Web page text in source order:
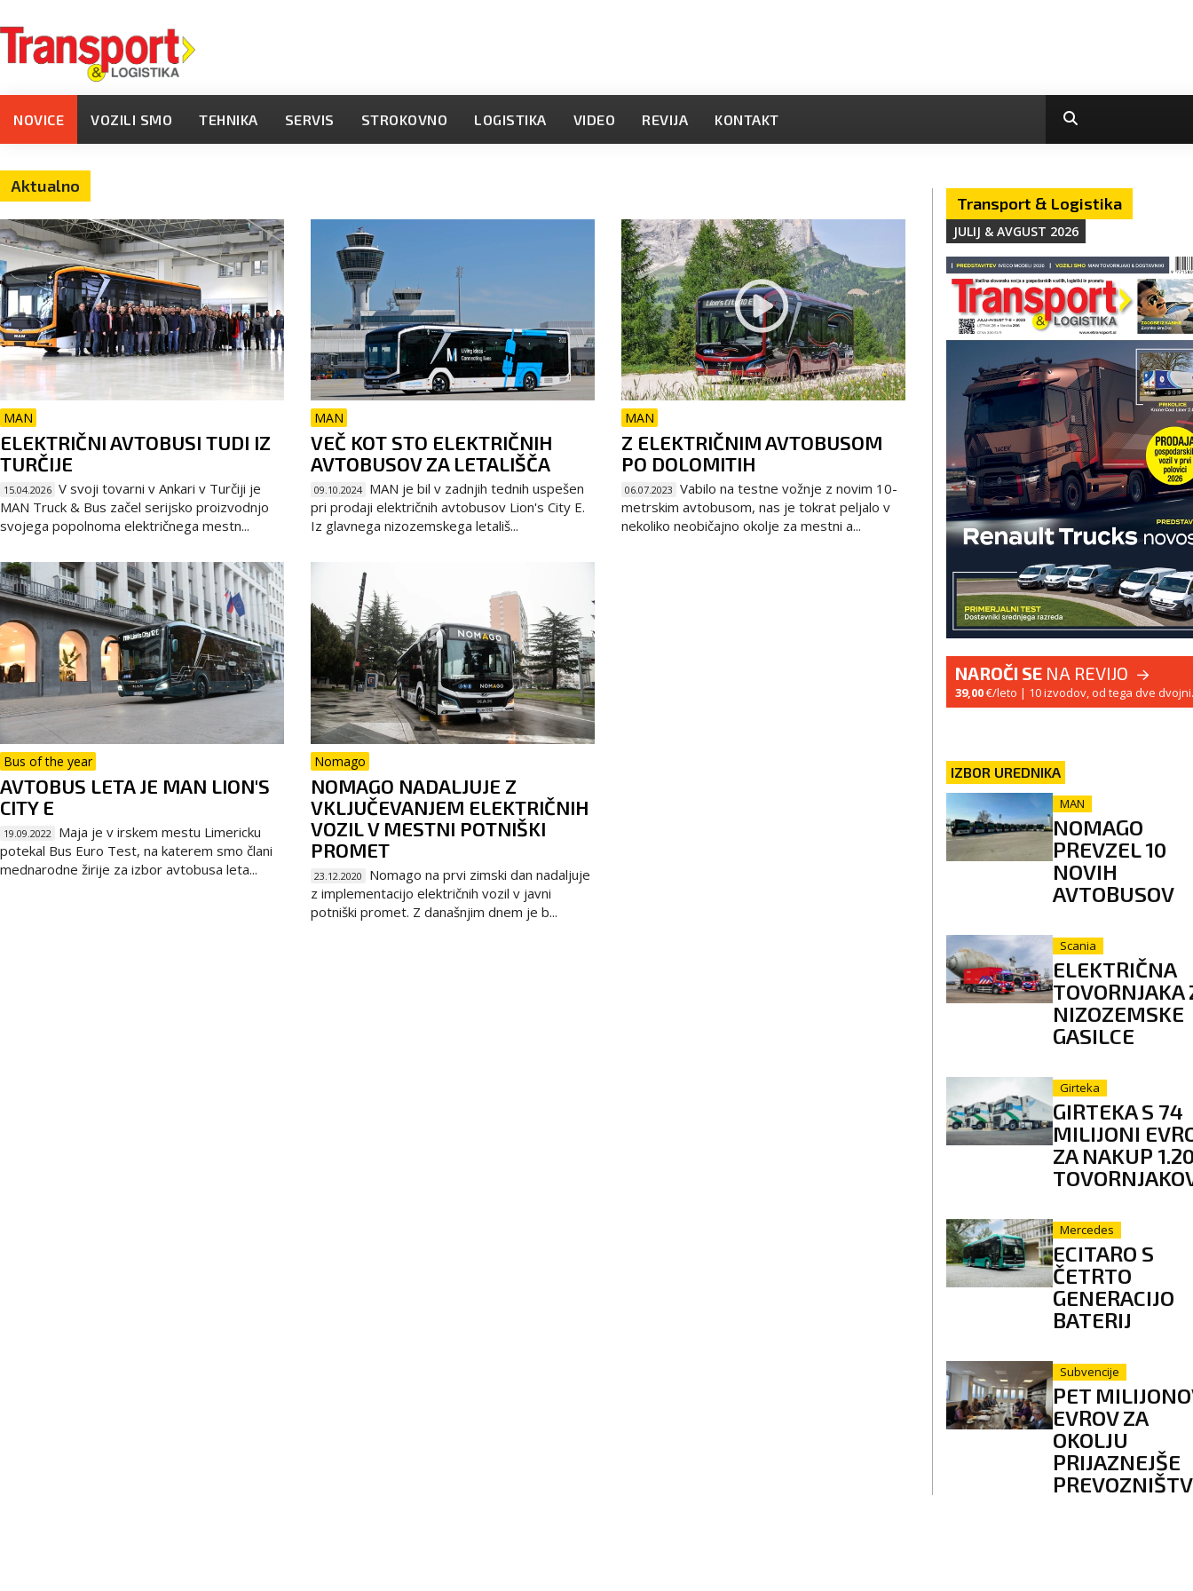
NOVICE VOZILI SMO TEHNIKA SERVIS STROKOVNO LOGISTIKA VIDEO REVIJA KONTAKT
Aktualno
MAN
ELEKTRIČNI AVTOBUSI TUDI IZ
TURČIJE
15.04.2026 V svoji tovarni v Ankari v Turčiji je
MAN Truck & Bus začel serijsko proizvodnjo
svojega popolnoma električnega mestn...
MAN
VEČ KOT STO ELEKTRIČNIH
AVTOBUSOV ZA LETALIŠČA
09.10.2024 MAN je bil v zadnjih tednih uspešen
pri prodaji električnih avtobusov Lion's City E.
Iz glavnega nizozemskega letališ...
MAN
Z ELEKTRIČNIM AVTOBUSOM
PO DOLOMITIH
06.07.2023 Vabilo na testne vožnje z novim 10-
metrskim avtobusom, nas je tokrat peljalo v
nekoliko neobičajno okolje za mestni a...
Bus of the year
AVTOBUS LETA JE MAN LION'S
CITY E
19.09.2022
Maja je v irskem mestu Limericku
potekal Bus Euro Test, na katerem smo člani
mednarodne žirije za izbor avtobusa leta...
Nomago
NOMAGO NADALJUJE Z
VKLJUČEVANJEM ELEKTRIČNIH
VOZIL V MESTNI POTNIŠKI
PROMET
23.12.2020
Nomago na prvi zimski dan nadaljuje
z implementacijo električnih vozil v javni
potniški promet. Z današnjim dnem je b...
Transport & Logistika
JULIJ & AVGUST 2026
NAROČI SE NA REVIJO
39,00€/leto | 10 izvodov, od tega dve dvojni.
IZBOR UREDNIKA
MAN
NOMAGO
PREVZEL 10
NOVIH
AVTOBUSOV
Scania
ELEKTRIČNA
TOVORNJAKA
NIZOZEMSKE
GASILCE
Girteka
GIRTEKA S 74
MILIJONI
ZA NAKUP
Mercedes
ECITARO S
ČETRTO
GENERACIJO
BATERIJ
Subvencije
PET
EVROV ZA
OKOLJU
PRIJAZNEJŠE